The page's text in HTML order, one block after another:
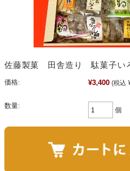
佐藤製菓 田舎造り 駄菓子い
価格: ¥3,400 (税込
数量:
個